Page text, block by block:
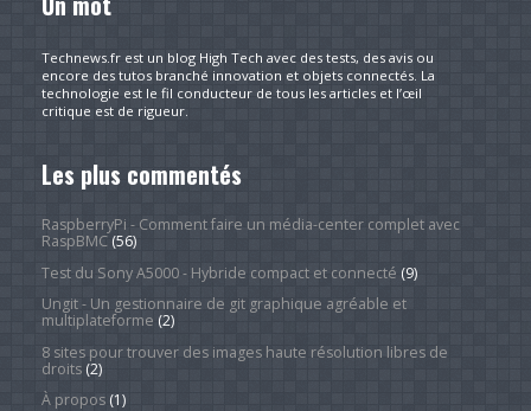
Technews.fr est un blog High Tech avec des tests, des avis ou
encore des tutos branché innovation et objets connectés. La
technologie est le fil conducteur de tous les articles et l’œil
critique est de rigueur.
Les plus commentés
RaspberryPi - Comment faire un média-center complet avec
RaspBMC(56)
Test du Sony A5000 - Hybride compact et connecté (9)
Ungit - Un gestionnaire de git graphique agréable et
multiplateforme (2)
8 sites pour trouver des images haute résolution libres de
droits(2)
À propos(1)